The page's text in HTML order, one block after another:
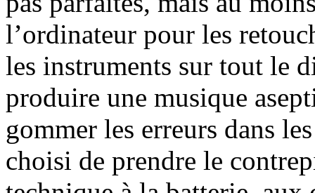
l’ordinateur pour les
les instruments sur tout le
produire une musique
gommer les erreurs dans
choisi de prendre le